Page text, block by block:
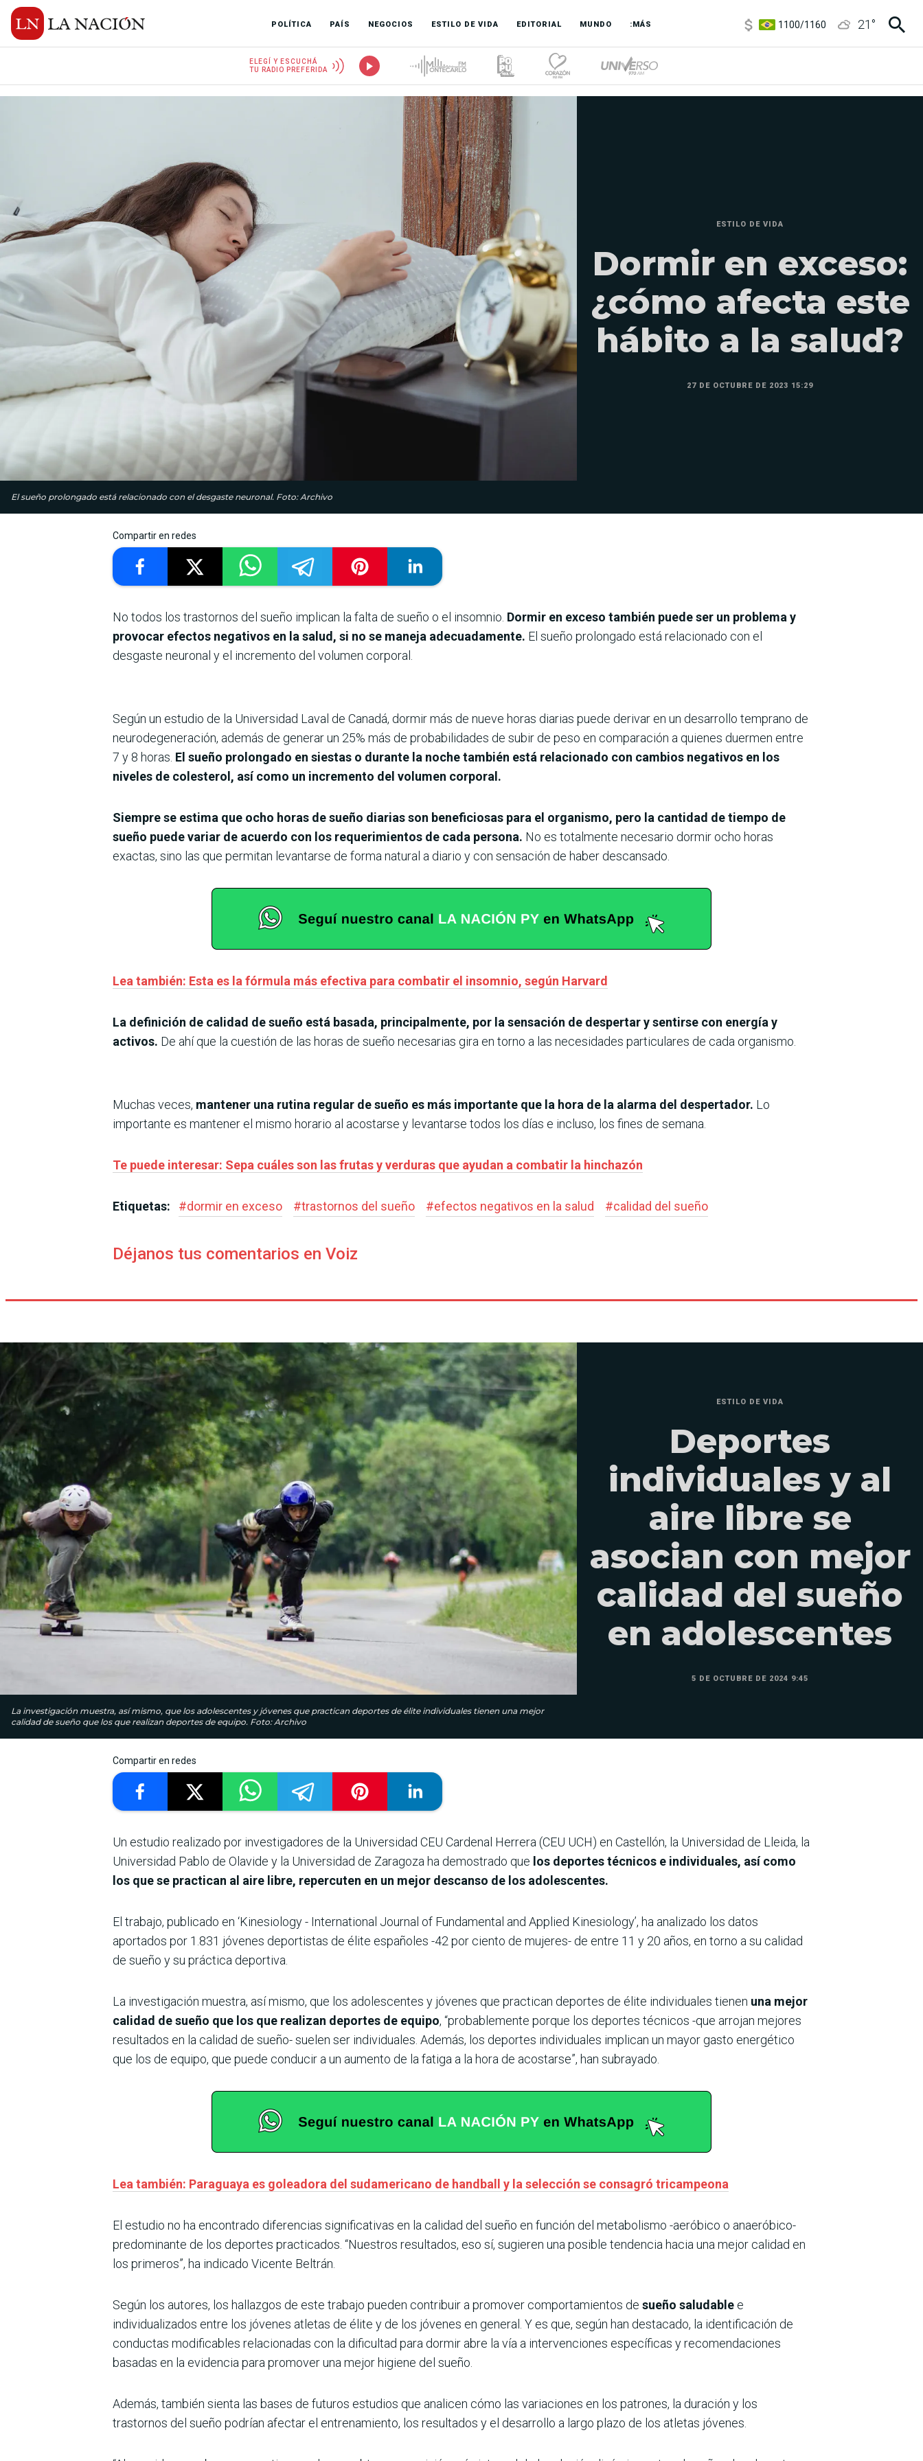
POLÍTICA PAÍS NEGOCIOS ESTILO DE VIDA EDITORIAL MUNDO :MÁS
3,8/4
6850/7200
21 °
ELEGÍ Y ESCUCHÁ
TU RADIO PREFERIDA
El sueño prolongado está relacionado con el desgaste neuronal. Foto: Archivo
ESTILO DE VIDA
Dormir en exceso:
¿cómo afecta este
hábito a la salud?
27 DE OCTUBRE DE 2023 15:29
Compartir en redes
No todos los trastornos del sueño implican la falta de sueño o el insomnio. Dormir en exceso también puede ser un problema y
provocar efectos negativos en la salud, si no se maneja adecuadamente. El sueño prolongado está relacionado con el
desgaste neuronal y el incremento del volumen corporal.
Según un estudio de la Universidad Laval de Canadá, dormir más de nueve horas diarias puede derivar en un desarrollo temprano de
neurodegeneración, además de generar un 25% más de probabilidades de subir de peso en comparación a quienes duermen entre
7 y 8 horas. El sueño prolongado en siestas o durante la noche también está relacionado con cambios negativos en los
niveles de colesterol, así como un incremento del volumen corporal.
Siempre se estima que ocho horas de sueño diarias son beneficiosas para el organismo, pero la cantidad de tiempo de
sueño puede variar de acuerdo con los requerimientos de cada persona. No es totalmente necesario dormir ocho horas
exactas, sino las que permitan levantarse de forma natural a diario y con sensación de haber descansado.
Lea también: Esta es la fórmula más efectiva para combatir el insomnio, según Harvard
La definición de calidad de sueño está basada, principalmente, por la sensación de despertar y sentirse con energía y
activos. De ahí que la cuestión de las horas de sueño necesarias gira en torno a las necesidades particulares de cada organismo.
Muchas veces, mantener una rutina regular de sueño es más importante que la hora de la alarma del despertador. Lo
importante es mantener el mismo horario al acostarse y levantarse todos los días e incluso, los fines de semana.
Te puede interesar: Sepa cuáles son las frutas y verduras que ayudan a combatir la hinchazón
Etiquetas: #dormir en exceso #trastornos del sueño #efectos negativos en la salud #calidad del sueño
Déjanos tus comentarios en Voiz
La investigación muestra, así mismo, que los adolescentes y jóvenes que practican deportes de élite individuales tienen una mejor
calidad de sueño que los que realizan deportes de equipo. Foto: Archivo
ESTILO DE VIDA
Deportes
individuales y al
aire libre se
asocian con mejor
calidad del sueño
en adolescentes
5 DE OCTUBRE DE 2024 9:45
Compartir en redes
Un estudio realizado por investigadores de la Universidad CEU Cardenal Herrera (CEU UCH) en Castellón, la Universidad de Lleida, la
Universidad Pablo de Olavide y la Universidad de Zaragoza ha demostrado que los deportes técnicos e individuales, así como
los que se practican al aire libre, repercuten en un mejor descanso de los adolescentes.
El trabajo, publicado en ‘Kinesiology - International Journal of Fundamental and Applied Kinesiology’, ha analizado los datos
aportados por 1.831 jóvenes deportistas de élite españoles -42 por ciento de mujeres- de entre 11 y 20 años, en torno a su calidad
de sueño y su práctica deportiva.
La investigación muestra, así mismo, que los adolescentes y jóvenes que practican deportes de élite individuales tienen una mejor
calidad de sueño que los que realizan deportes de equipo, “probablemente porque los deportes técnicos -que arrojan mejores
resultados en la calidad de sueño- suelen ser individuales. Además, los deportes individuales implican un mayor gasto energético
que los de equipo, que puede conducir a un aumento de la fatiga a la hora de acostarse”, han subrayado.
Lea también: Paraguaya es goleadora del sudamericano de handball y la selección se consagró tricampeona
El estudio no ha encontrado diferencias significativas en la calidad del sueño en función del metabolismo -aeróbico o anaeróbico-
predominante de los deportes practicados. “Nuestros resultados, eso sí, sugieren una posible tendencia hacia una mejor calidad en
los primeros”, ha indicado Vicente Beltrán.
Según los autores, los hallazgos de este trabajo pueden contribuir a promover comportamientos de sueño saludable e
individualizados entre los jóvenes atletas de élite y de los jóvenes en general. Y es que, según han destacado, la identificación de
conductas modificables relacionadas con la dificultad para dormir abre la vía a intervenciones específicas y recomendaciones
basadas en la evidencia para promover una mejor higiene del sueño.
Además, también sienta las bases de futuros estudios que analicen cómo las variaciones en los patrones, la duración y los
trastornos del sueño podrían afectar el entrenamiento, los resultados y el desarrollo a largo plazo de los atletas jóvenes.